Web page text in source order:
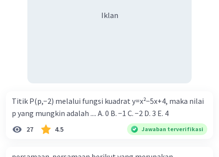
Iklan
Titik P(p,−2) melalui fungsi kuadrat y=x²−5x+4, maka nilai
p yang mungkin adalah .... A. 0 B. −1 C. −2 D. 3 E. 4
27 4.5 Jawaban terverifikasi